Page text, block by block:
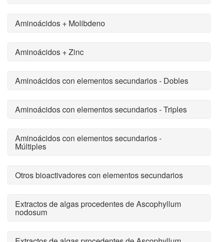
Aminoácidos + Molibdeno
Aminoácidos + Zinc
Aminoácidos con elementos secundarios - Dobles
Aminoácidos con elementos secundarios - Triples
Aminoácidos con elementos secundarios -
Múltiples
Otros bioactivadores con elementos secundarios
Extractos de algas procedentes de Ascophyllum
nodosum